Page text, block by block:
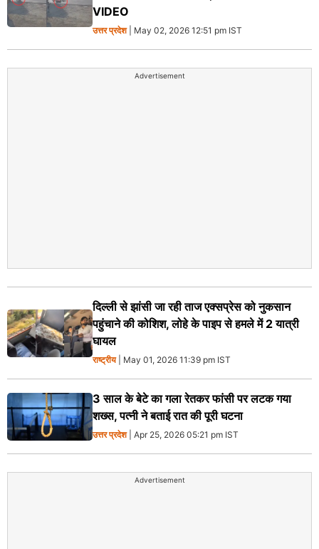
VIDEO
उत्तर प्रदेश| May 02, 2026 12:51 pm IST
Advertisement
दिल्ली से झांसी जा रही ताज एक्सप्रेस को नुकसान
पहुंचाने की कोशिश, लोहे के पाइप से हमले में 2 यात्री
घायल
राष्ट्रीय| May 01, 2026 11:39 pm IST
3 साल के बेटे का गला रेतकर फांसी पर लटक गया
शख्स, पत्नी ने बताई रात की पूरी घटना
उत्तर प्रदेश| Apr 25, 2026 05:21 pm IST
Advertisement